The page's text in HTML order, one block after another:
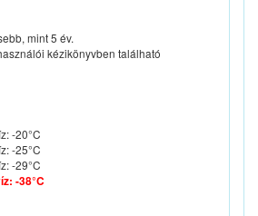
mint 5 év.
kézikönyvben található
-20°C
-25°C
-29°C
-38°C